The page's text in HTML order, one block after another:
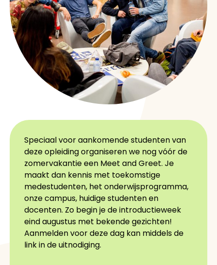
Speciaal voor aankomende studenten van
deze opleiding organiseren we nog vóór de
zomervakantie een Meet and Greet. Je
maakt dan kennis met toekomstige
medestudenten, het onderwijsprogramma,
onze campus, huidige studenten en
docenten. Zo begin je de introductieweek
eind augustus met bekende gezichten!
Aanmelden voor deze dag kan middels de
link in de uitnodiging.